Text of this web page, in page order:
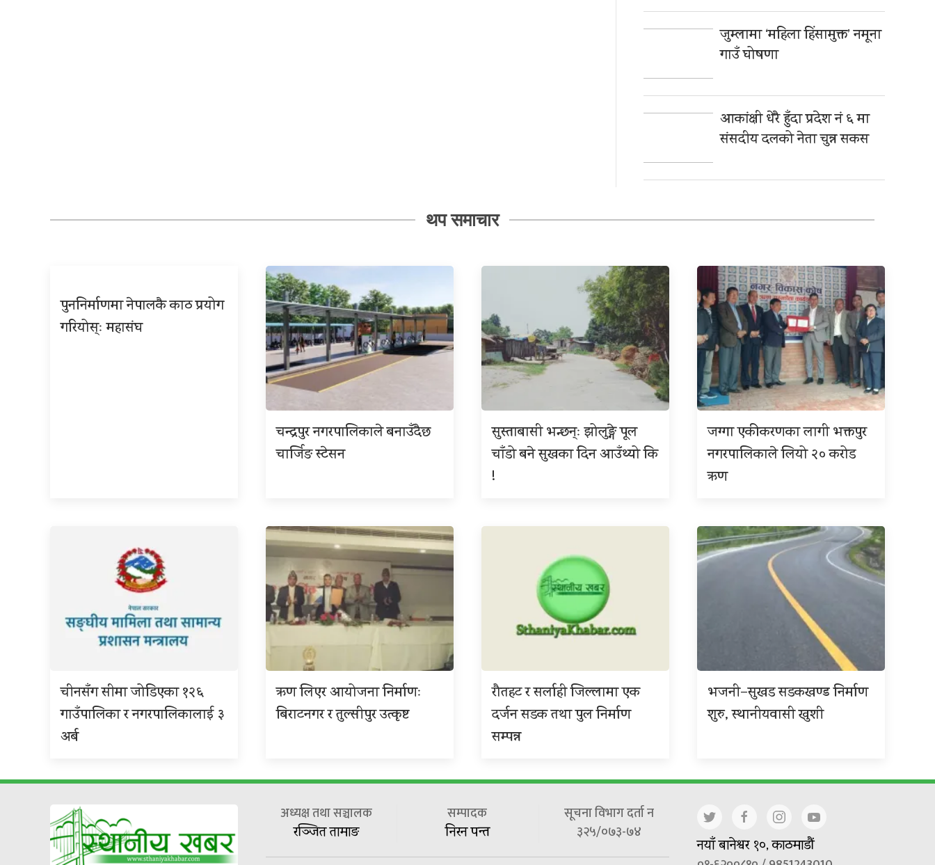
जुम्लामा ‘महिला हिंसामुक्त’ नमूना
गाउँ घोषणा
आकांक्षी धेरै हुँदा प्रदेश नं ६ मा
संसदीय दलको नेता चुन्न सकस
थप समाचार
पुननिर्माणमा नेपालकै काठ प्रयोग
गरियोस्ः महासंघ
चन्द्रपुर नगरपालिकाले बनाउँदैछ
चार्जिङ स्टेसन
सुस्ताबासी भन्छन्ः झोलुङ्गे पूल
चाँडो बने सुखका दिन आउँथ्यो कि
!
जग्गा एकीकरणका लागी भक्तपुर
नगरपालिकाले लियो २० करोड
ऋण
चीनसँग सीमा जोडिएका १२६
गाउँपालिका र नगरपालिकालाई ३
अर्ब
ऋण लिएर आयोजना निर्माणः
बिराटनगर र तुल्सीपुर उत्कृष्ट
रौतहट र सर्लाही जिल्लामा एक
दर्जन सडक तथा पुल निर्माण
सम्पन्न
भजनी–सुखड सडकखण्ड निर्माण
शुरु, स्थानीयवासी खुशी
अध्यक्ष तथा सञ्चालक
रञ्जित तामाङ
सम्पादक
निरन पन्त
सूचना विभाग दर्ता न
३२५/०७३-७४
नयाँ बानेश्वर १०, काठमाडौं